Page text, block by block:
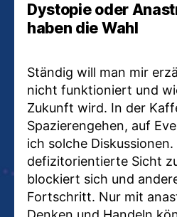
Dystopie oder
haben die Wahl
Ständig will man mir
nicht funktioniert und
Zukunft wird. In der
Spazierengehen, auf
ich solche
defizitorientierte Sicht
blockiert sich und
Fortschritt. Nur mit